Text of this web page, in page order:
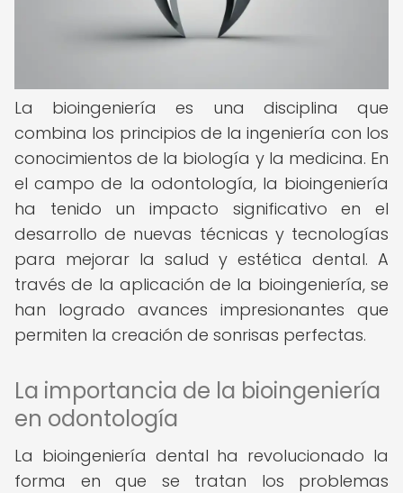
La bioingeniería es una disciplina que
combina los principios de la ingeniería con los
conocimientos de la biología y la medicina. En
el campo de la odontología, la bioingeniería
ha tenido un impacto significativo en el
desarrollo de nuevas técnicas y tecnologías
para mejorar la salud y estética dental. A
través de la aplicación de la bioingeniería, se
han logrado avances impresionantes que
permiten la creación de sonrisas perfectas.
La importancia de la bioingeniería
en odontología
La bioingeniería dental ha revolucionado la
forma en que se tratan los problemas